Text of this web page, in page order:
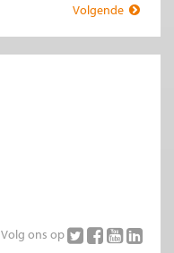
Volgende
Volg ons op